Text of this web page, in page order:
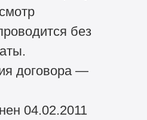
без
договора —
04.02.2011